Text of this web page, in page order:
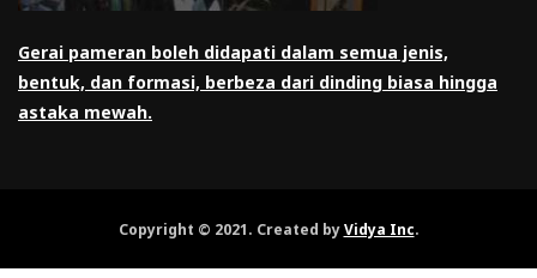
Gerai pameran boleh didapati dalam semua jenis,
bentuk, dan formasi, berbeza dari dinding biasa hingga
astaka mewah.
Copyright © 2021. Created byVidya Inc.